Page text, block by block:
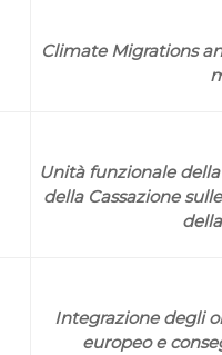
Climate Migrations
Unità funzionale
della Cassazione
Integrazione degli
europeo e